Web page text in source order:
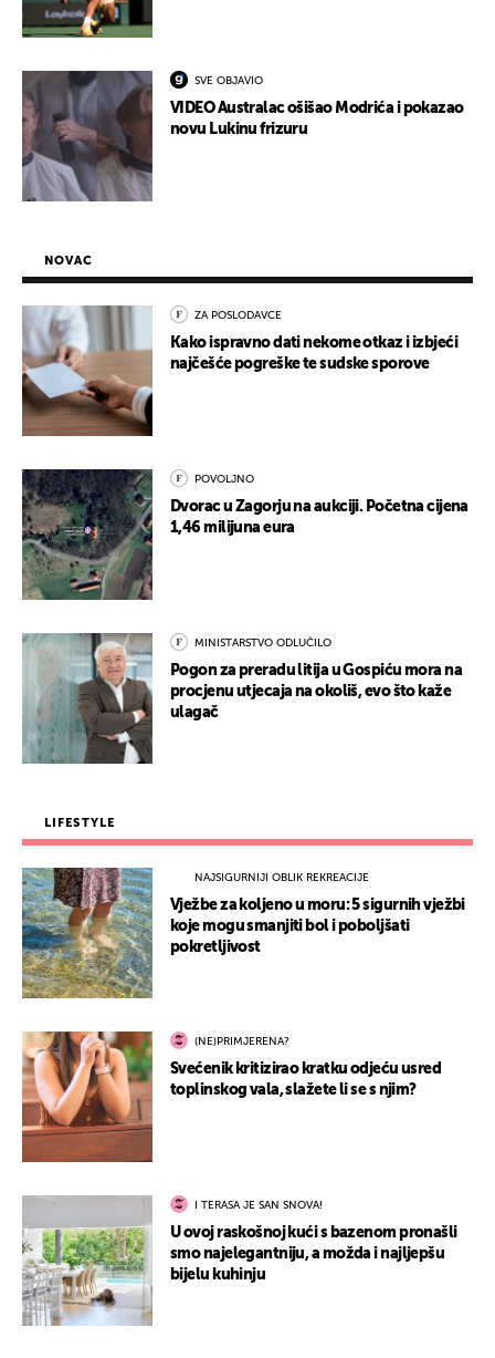
SVE OBJAVIO
VIDEO Australac ošišao Modrića i pokazao
novu Lukinu frizuru
NOVAC
ZA POSLODAVCE
Kako ispravno dati nekome otkaz i izbjeći
najčešće pogreške te sudske sporove
POVOLJNO
Dvorac u Zagorju na aukciji. Početna cijena
1,46 milijuna eura
MINISTARSTVO ODLUČILO
Pogon za preradu litija u Gospiću mora na
procjenu utjecaja na okoliš, evo što kaže
ulagač
LIFESTYLE
NAJSIGURNIJI OBLIK REKREACIJE
Vježbe za koljeno u moru: 5 sigurnih vježbi
koje mogu smanjiti bol i poboljšati
pokretljivost
(NE)PRIMJERENA?
Svećenik kritizirao kratku odjeću usred
toplinskog vala, slažete li se s njim?
I TERASA JE SAN SNOVA!
U ovoj raskošnoj kući s bazenom pronašli
smo najelegantniju, a možda i najljepšu
bijelu kuhinju